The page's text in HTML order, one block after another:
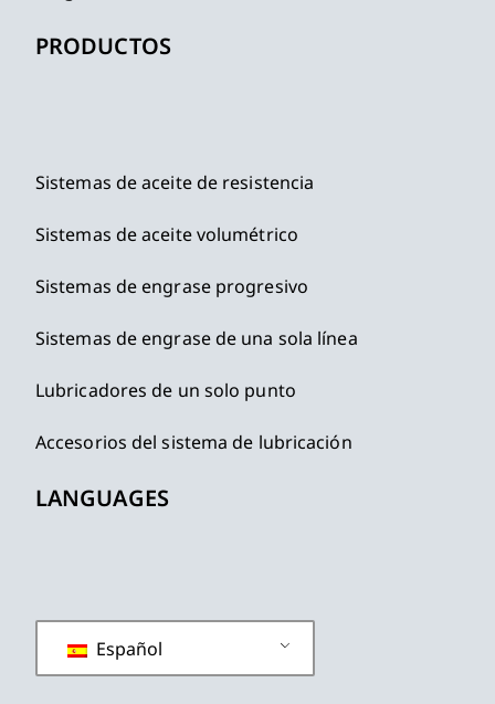
PRODUCTOS
Sistemas de aceite de resistencia
Sistemas de aceite volumétrico
Sistemas de engrase progresivo
Sistemas de engrase de una sola línea
Lubricadores de un solo punto
Accesorios del sistema de lubricación
LANGUAGES
Español